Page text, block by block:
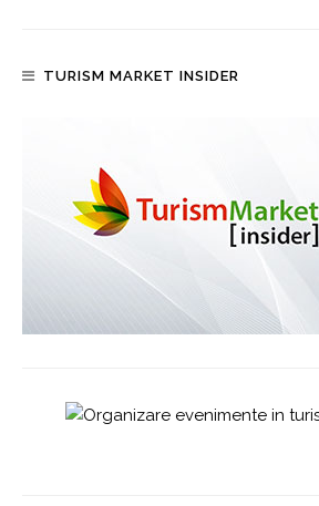
TURISM MARKET INSIDER